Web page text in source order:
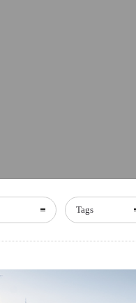
Tags